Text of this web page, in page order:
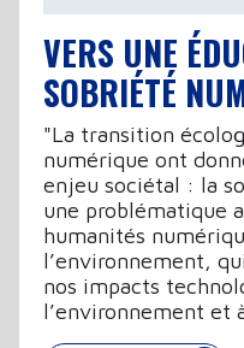
VERS UNE
SOBRIÉTÉ
"La transition
numérique ont
enjeu sociétal : la
une problématique
humanités
l’environnement,
nos impacts
l’environnement et